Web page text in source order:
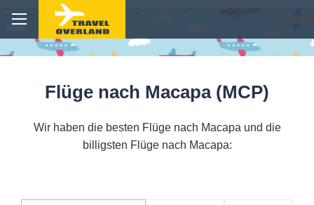
Flüge nach Macapa (MCP)
Wir haben die besten Flüge nach Macapa und die
billigsten Flüge nach Macapa: